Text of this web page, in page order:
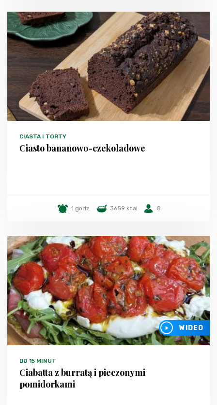
CIASTA I TORTY
Ciasto bananowo-czekoladowe
1 godz. 3659 kcal 8
WIDEO
DO 15 MINUT
Ciabatta z burratą i pieczonymi
pomidorkami